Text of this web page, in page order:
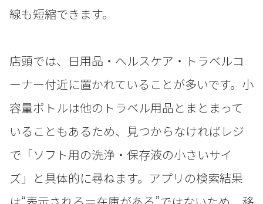
線も短縮できます。
店頭では、日用品・ヘルスケア・トラベルコ
ーナー付近に置かれていることが多いです。小
容量ボトルは他のトラベル用品とまとまって
いることもあるため、見つからなければレジ
で「ソフト用の洗浄・保存液の小さいサイ
ズ」と具体的に尋ねます。アプリの検索結果